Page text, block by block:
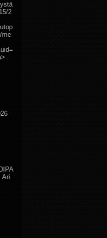
2
me
-
Ari